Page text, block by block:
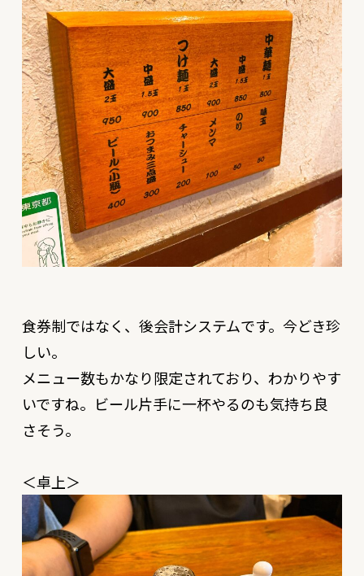
食券制ではなく、後会計システムです。今どき珍
しい。
メニュー数もかなり限定されており、わかりやす
いですね。ビール片手に一杯やるのも気持ち良
さそう。
＜卓上＞